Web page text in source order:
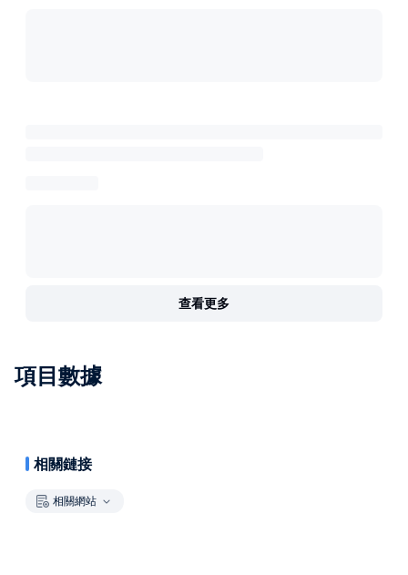
查看更多
項目數據
相關鏈接
相關網站